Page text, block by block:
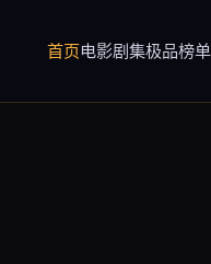
首页电影剧集极品榜单